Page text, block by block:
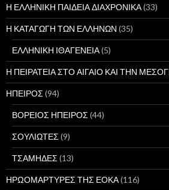
Η ΕΛΛΗΝΙΚΗ ΠΑΙΔΕΙΑ ΔΙΑΧΡΟΝΙΚΑ(33)
Η ΚΑΤΑΓΩΓΗ ΤΩΝ ΕΛΛΗΝΩΝ (35)
ΕΛΛΗΝΙΚΗ ΙΘΑΓΕΝΕΙΑ(5)
Η ΠΕΙΡΑΤΕΙΑ ΣΤΟ ΑΙΓΑΙΟ ΚΑΙ ΤΗΝ
ΗΠΕΙΡΟΣ (94)
ΒΟΡΕΙΟΣ ΗΠΕΙΡΟΣ (44)
ΣΟΥΛΙΩΤΕΣ (9)
ΤΣΑΜΗΔΕΣ (13)
ΗΡΩΟΜΑΡΤΥΡΕΣ ΤΗΣ ΕΟΚΑ(116)